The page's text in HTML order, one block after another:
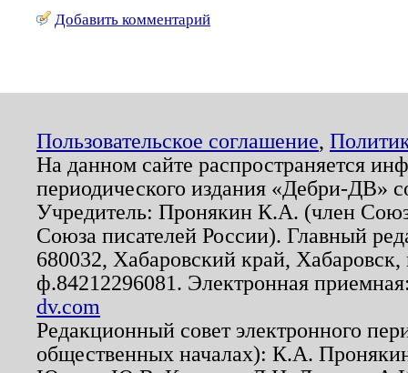
Добавить комментарий
Пользовательское соглашение,
На данном сайте распространяется
периодического издания «Дебри-ДВ»
Учредитель: Пронякин К.А. (член
Союза писателей России). Главный
680032, Хабаровский край,
ф.84212296081. Электронная
dv.com
Редакционный совет электронного
общественных началах): К.А.